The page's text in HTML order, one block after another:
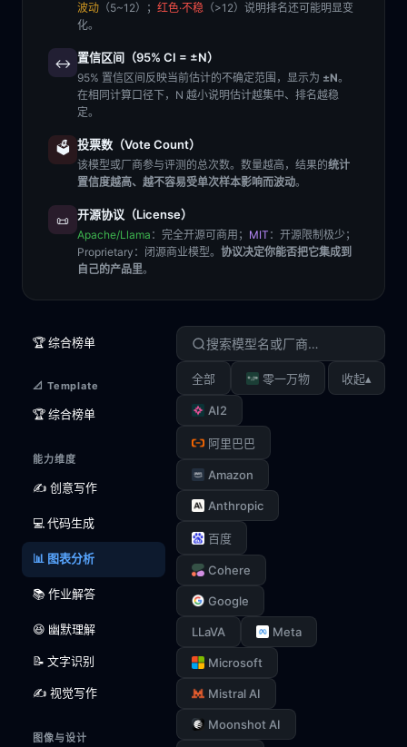
波动 （5~12）； 红色·不稳 （>12）说明排名还可能明显变
化。
↔️ 置信区间（95% CI = ±N）
95% 置信区间反映当前估计的不确定范围，显示为 ±N。
在相同计算口径下，N 越小说明估计越集中、排名越稳
定。
🗳️ 投票数（Vote Count）
该模型或厂商参与评测的总次数。数量越高，结果的统计
置信度越高、越不容易受单次样本影响而波动。
📜 开源协议（License）
Apache/Llama ：完全开源可商用； MIT ：开源限制极少；
Proprietary ：闭源商业模型。 协议决定你能否把它集成到
自己的产品里。
🏆 综合榜单
📐 Template
🏆 综合榜单
能力维度
✍️ 创意写作
💻 代码生成
📊 图表分析
📚 作业解答
😆 幽默理解
📝 文字识别
✍️ 视觉写作
图像与设计
全部 零一万物
AI2
阿里巴巴
Amazon
Anthropic
百度
Cohere
Google
LLaVA Meta
Microsoft
Mistral AI
Moonshot AI
收起▴